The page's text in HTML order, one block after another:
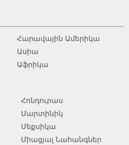
Հարավային Ամերիկա
Ասիա
Աֆրիկա
Հոնդուրաս
Մարտինիկ
Մեքսիկա
Միացյալ Նահանգներ